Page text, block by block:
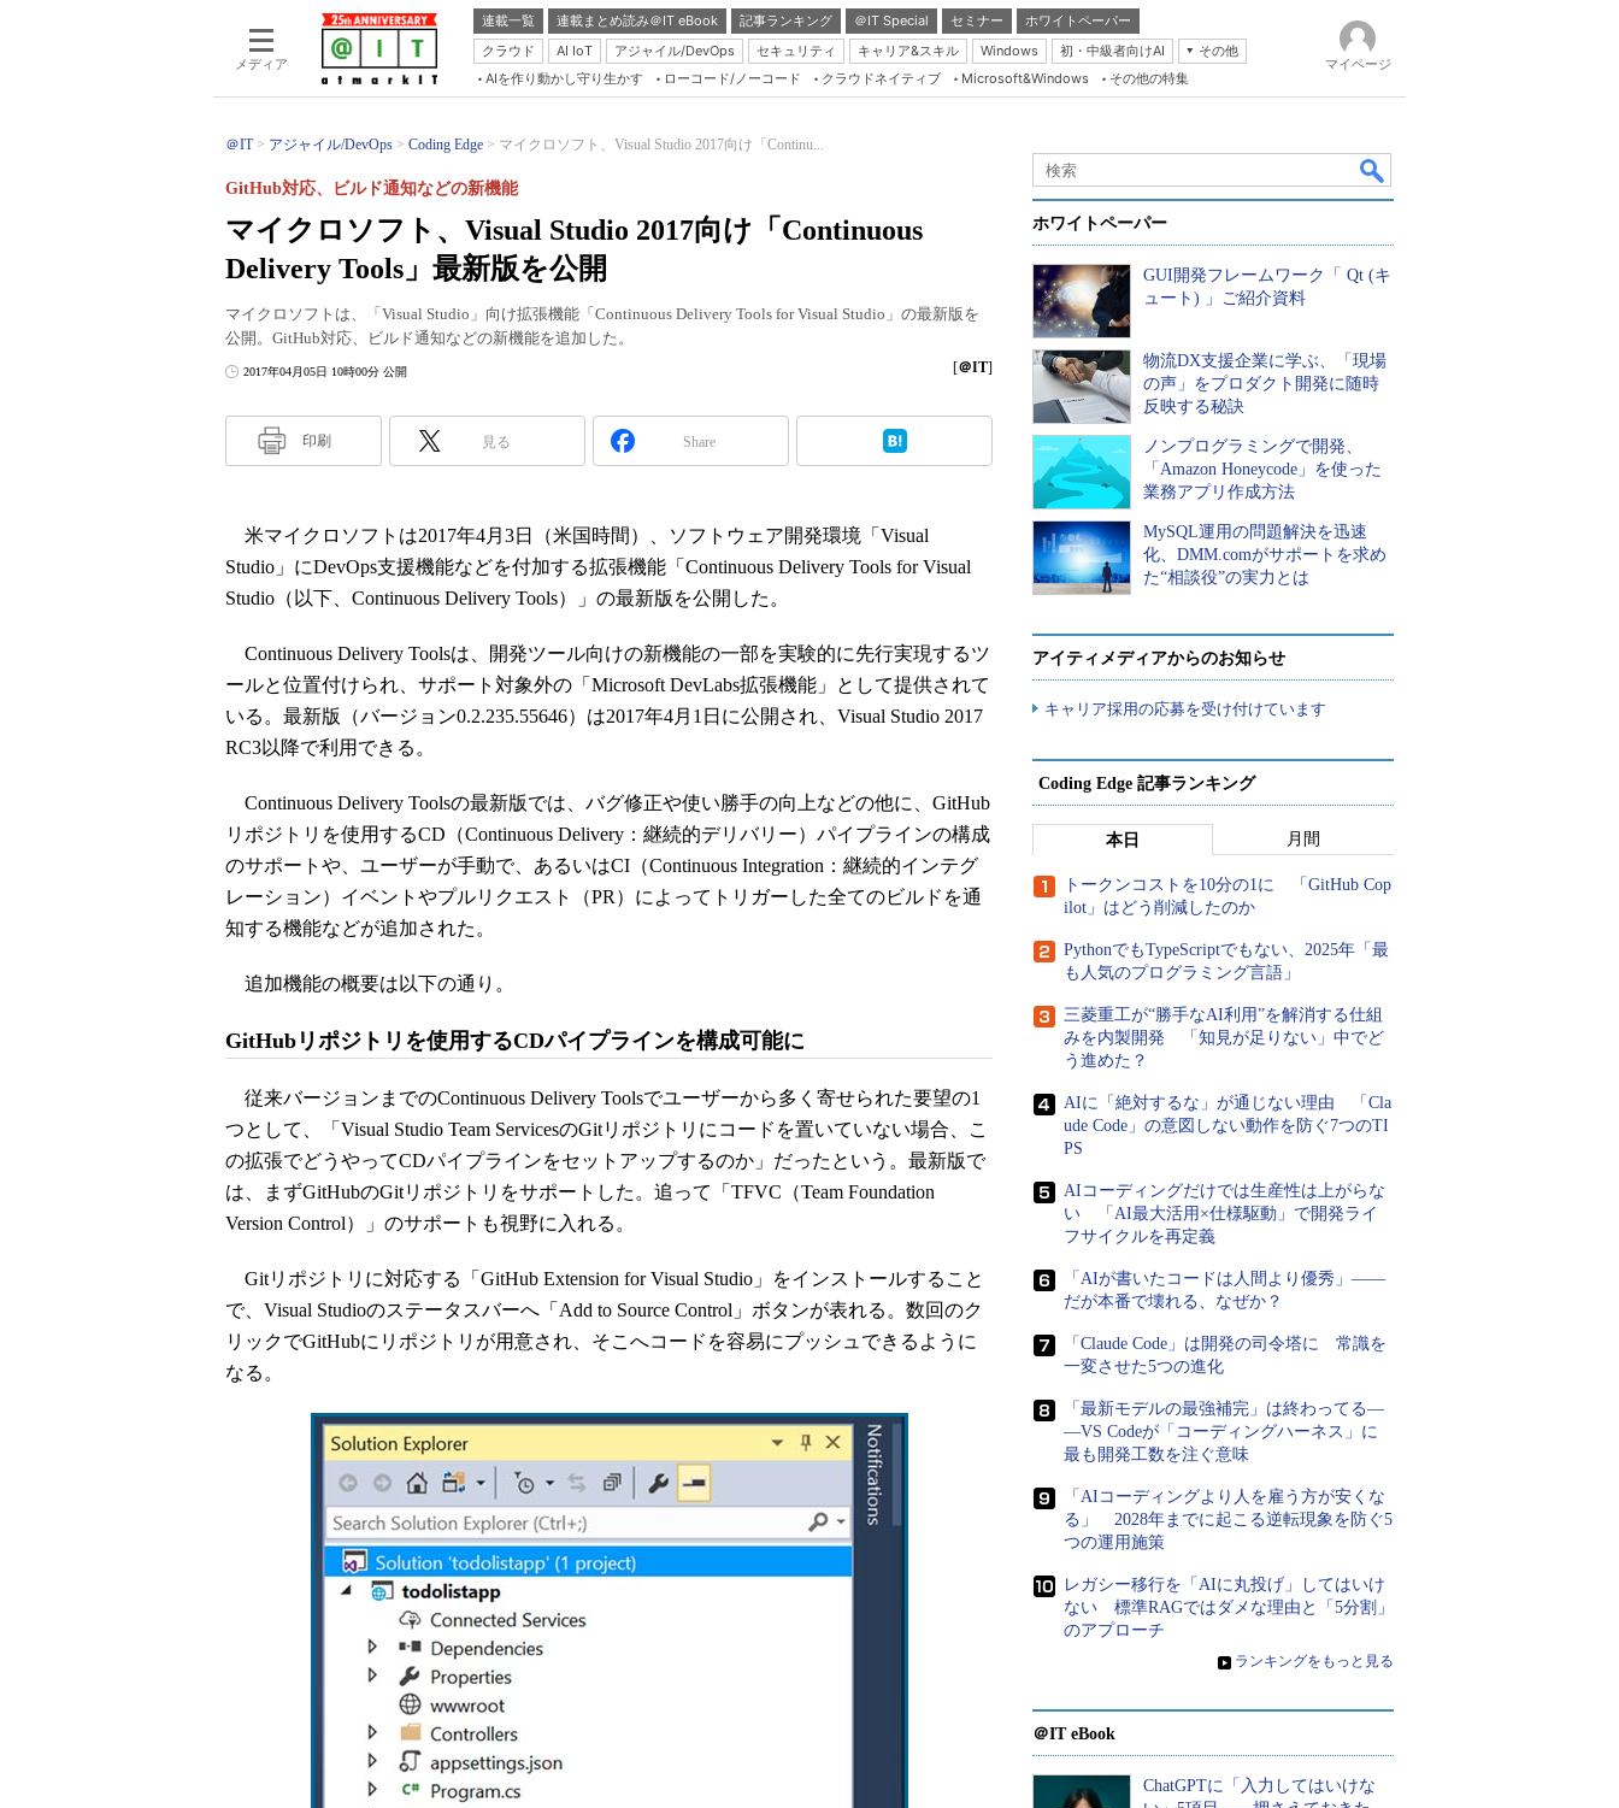
メディア
連載一覧 連載まとめ読み＠IT eBook 記事ランキング ＠IT Special セミナー
ホワイトペーパー
クラウド
AI IoT アジャイル/DevOps セキュリティ キャリア&スキル Windows 初・中級者向けAI
その他
Server & Storage
Database Expert
Linux ＆ OSS
Master of IP Network
Security & Trust
AIを作り動かし守り生かす ローコード/ノーコード クラウドネイティブ Microsoft&Windows その他の特集
マイページ
＠IT アジャイル/DevOps Coding Edge マイクロソフト、Visual Studio 2017向け「Continu...
マイクロソフト、Visual Studio 2017向け「Continuous
Delivery Tools」最新版を公開
GitHub対応、ビルド通知などの新機能
マイクロソフトは、「Visual Studio」向け拡張機能「Continuous Delivery Tools for Visual Studio」の最新版を
公開。GitHub対応、ビルド通知などの新機能を追加した。
2017年04月05日 10時00分 公開 [＠IT]
印刷 見る Share
米マイクロソフトは2017年4月3日（米国時間）、ソフトウェア開発環境「Visual
Studio」にDevOps支援機能などを付加する拡張機能「Continuous Delivery Tools for Visual
Studio（以下、Continuous Delivery Tools）」の最新版を公開した。
Continuous Delivery Toolsは、開発ツール向けの新機能の一部を実験的に先行実現するツ
ールと位置付けられ、サポート対象外の「Microsoft DevLabs拡張機能」として提供されて
いる。最新版（バージョン0.2.235.55646）は2017年4月1日に公開され、Visual Studio 2017
RC3以降で利用できる。
Continuous Delivery Toolsの最新版では、バグ修正や使い勝手の向上などの他に、GitHub
リポジトリを使用するCD（Continuous Delivery：継続的デリバリー）パイプラインの構成
のサポートや、ユーザーが手動で、あるいはCI（Continuous Integration：継続的インテグ
レーション）イベントやプルリクエスト（PR）によってトリガーした全てのビルドを通
知する機能などが追加された。
追加機能の概要は以下の通り。
GitHubリポジトリを使用するCDパイプラインを構成可能に
従来バージョンまでのContinuous Delivery Toolsでユーザーから多く寄せられた要望の1
つとして、「Visual Studio Team ServicesのGitリポジトリにコードを置いていない場合、こ
の拡張でどうやってCDパイプラインをセットアップするのか」だったという。最新版で
は、まずGitHubのGitリポジトリをサポートした。追って「TFVC（Team Foundation
Version Control）」のサポートも視野に入れる。
Gitリポジトリに対応する「GitHub Extension for Visual Studio」をインストールすること
で、Visual Studioのステータスバーへ「Add to Source Control」ボタンが表れる。数回のク
リックでGitHubにリポジトリが用意され、そこへコードを容易にプッシュできるように
なる。
ホワイトペーパー
GUI開発フレームワーク「 Qt (キ
ュート) 」ご紹介資料
物流DX支援企業に学ぶ、「現場
の声」をプロダクト開発に随時
反映する秘訣
ノンプログラミングで開発、
「Amazon Honeycode」を使った
業務アプリ作成方法
MySQL運用の問題解決を迅速
化、DMM.comがサポートを求め
た“相談役”の実力とは
アイティメディアからのお知らせ
キャリア採用の応募を受け付けています
Coding Edge 記事ランキング
本日 月間
トークンコストを10分の1に 「GitHub Cop
ilot」はどう削減したのか
PythonでもTypeScriptでもない、2025年「最
も人気のプログラミング言語」
三菱重工が“勝手なAI利用”を解消する仕組
みを内製開発 「知見が足りない」中でど
う進めた？
AIに「絶対するな」が通じない理由 「Cla
ude Code」の意図しない動作を防ぐ7つのTI
PS
AIコーディングだけでは生産性は上がらな
い 「AI最大活用×仕様駆動」で開発ライ
フサイクルを再定義
「AIが書いたコードは人間より優秀」――
だが本番で壊れる、なぜか？
「Claude Code」は開発の司令塔に 常識を
一変させた5つの進化
「最新モデルの最強補完」は終わってる―
―VS Codeが「コーディングハーネス」に
最も開発工数を注ぐ意味
「AIコーディングより人を雇う方が安くな
る」 2028年までに起こる逆転現象を防ぐ5
つの運用施策
レガシー移行を「AIに丸投げ」してはいけ
ない 標準RAGではダメな理由と「5分割」
のアプローチ
» ランキングをもっと見る
＠IT eBook
ChatGPTに「入力してはいけな